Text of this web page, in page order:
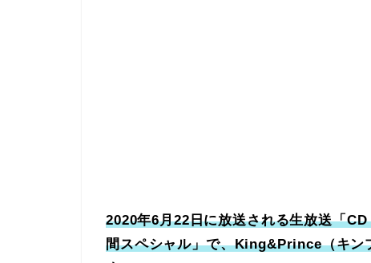
2020年6月22日に放送される生放送「
間スペシャル」で、King&Prince（キン